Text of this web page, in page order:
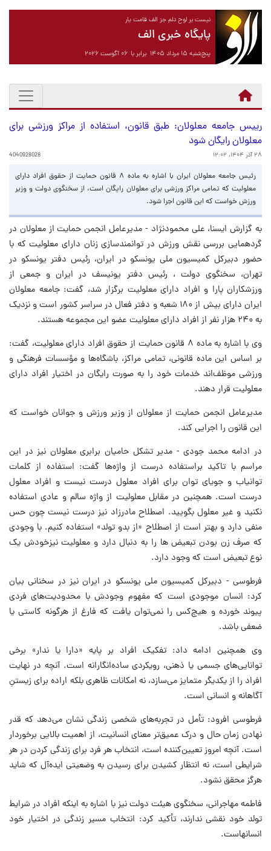
نیست بر لوح دلم جز الف قامت یار
پایگاه خبری الف
پنج‌شنبه ۱۵ مرداد ۱۴۰۵ برابر با ۰۶ آگوست ۲۰۲۶
رییس جامعه معلولان: طبق قانون، استفاده از مراکز ورزشی برای
معلولان رایگان شود
۲۸ آذر ۱۴۰۴، ۱۲:۰۲ 4040928028
رئیس جامعه معلولان ایران با اشاره به ماده ۸ قانون حمایت از حقوق افراد دارای
معلولیت که تمامی مراکز ورزشی برای معلولان رایگان است، از سخنگوی دولت و وزیر
ورزش خواست که این قانون اجرا شود.
به گزارش ایسنا، علی محمودنژاد - مدیرعامل انجمن حمایت از معلولان در
گردهمایی بررسی نقش ورزش در توانمندسازی زنان دارای معلولیت که با
حضور دبیرکل کمیسیون ملی یونسکو در ایران، رئیس دفتر یونسکو در
تهران، سخنگوی دولت ، رئیس دفتر یونیسف در ایران و جمعی از
ورزشکاران پارا و افراد دارای معلولیت برگزار شد، گفت: جامعه معلولان
ایران دارای بیش از ۱۸۰ شعبه و دفتر فعال در سراسر کشور است و نزدیک
به ۲۴۰ هزار نفر از افراد دارای معلولیت عضو این مجموعه هستند.
وی با اشاره به ماده ۸ قانون حمایت از حقوق افراد دارای معلولیت، گفت:
بر اساس این ماده قانونی، تمامی مراکز، باشگاه‌ها و مؤسسات فرهنگی و
ورزشی موظف‌اند خدمات خود را به‌ صورت رایگان در اختیار افراد دارای
معلولیت قرار دهند.
مدیرعامل انجمن حمایت از معلولان از وزیر ورزش و جوانان خواست که
این قانون را اجرایی کند.
در ادامه محمد جودی - مدیر تشکل حامیان برابری معلولان نیز در این
مراسم با تاکید براستفاده درست از واژه‌ها گفت: استفاده از کلمات
توانیاب و جویای توان برای افراد معلول درست نیست و افراد معلول
درست است. همچنین در مقابل معلولیت از واژه سالم و عادی استفاده
نکنید و غیر معلول بگویید. اصطلاح مادرزاد نیز درست نیست چون حس
منفی دارد و بهتر است از اصطلاح «از بدو تولد» استفاده کنیم. با وجودی
که صرف زن بودن تبعیض ها را به دنبال دارد و معلولیت نیزخودش یک
نوع تبعیض است که وجود دارد.
فرطوسی - دبیرکل کمیسیون ملی یونسکو در ایران نیز در سخنانی بیان
کرد: انسان موجودی است که مفهوم وجودش با محدودیت‌های فردی
پیوند خورده و هیچ‌کس را نمی‌توان یافت که فارغ از هرگونه کاستی یا
ضعفی باشد.
وی همچنین ادامه داد: تفکیک افراد بر پایه «دارا یا ندار» برخی
توانایی‌های جسمی یا ذهنی، رویکردی ساده‌انگارانه است. آنچه در نهایت
افراد را از یکدیگر متمایز می‌سازد، نه امکانات ظاهری بلکه اراده برای زیستنِ
آگاهانه و انسانی است.
فرطوسی افرود: تأمل در تجربه‌های شخصی زندگی نشان می‌دهد که قدر
نهادن زمان حال و درک عمیق‌تر معنای انسانیت، از اهمیت بالایی برخوردار
است. آنچه امروز تعیین‌کننده است، انتخاب هر فرد برای زندگی کردن در هر
شرایطی است، نه انتظار کشیدن برای رسیدن به وضعیتی ایده‌آل که شاید
هرگز محقق نشود.
فاطمه مهاجرانی، سخنگوی هیئت دولت نیز با اشاره به اینکه افراد در شرایط
تولد خود نقشی ندارند، تأکید کرد: انتخاب مسیر زندگی در اختیار خود
انسانهاست.